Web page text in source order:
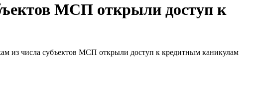
МСП открыли доступ к
из числа субъектов МСП открыли доступ к кредитным каникулам